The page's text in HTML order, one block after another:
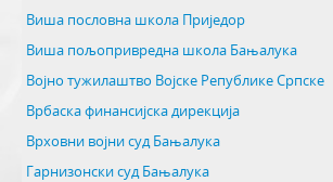
Виша пословна школа Приједор
Виша пољопривредна школа Бањалука
Војно тужилаштво Војске Републике Српске
Врбаска финансијска дирекција
Врховни војни суд Бањалука
Гарнизонски суд Бањалука